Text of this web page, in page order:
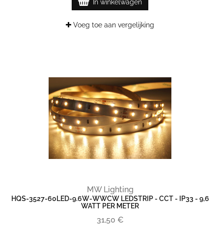
In winkelwagen
Voeg toe aan vergelijking
MW Lighting
HQS-3527-60LED-9.6W-WWCW LEDSTRIP - CCT - IP33 - 9,6
WATT PER METER
31,50 €